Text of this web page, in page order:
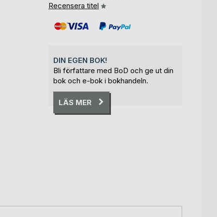
Recensera titel
DIN EGEN BOK!
Bli författare med BoD och ge ut din
bok och e-bok i bokhandeln.
LÄS MER